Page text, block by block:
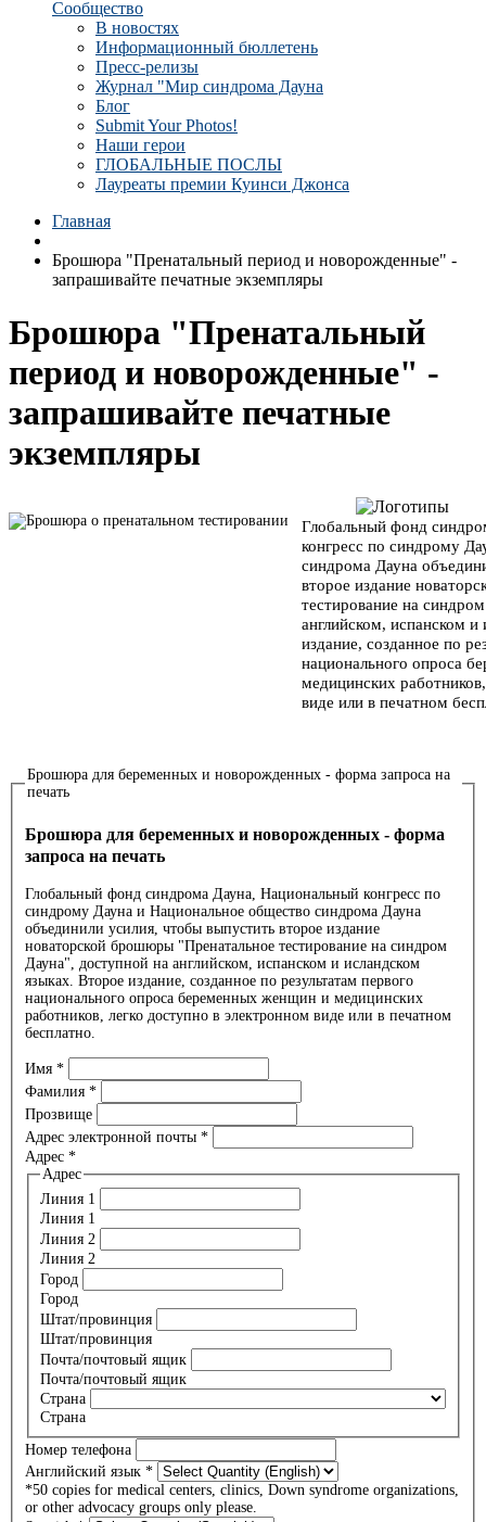
Сообщество
В новостях
Информационный бюллетень
Пресс-релизы
Журнал "Мир синдрома Дауна
Блог
Submit Your Photos!
Наши герои
ГЛОБАЛЬНЫЕ ПОСЛЫ
Лауреаты премии Куинси Джонса
Главная
Брошюра "Пренатальный период и новорожденные" -
запрашивайте печатные экземпляры
Брошюра "Пренатальный
период и новорожденные" -
запрашивайте печатные
экземпляры
Глобальный фонд
конгресс по синдрому
синдрома Дауна
второе издание
тестирование на
английском, испанском
издание, созданное по
национального опроса
медицинских
виде или в печатном
Брошюра для беременных и новорожденных - форма запроса на
печать
Брошюра для беременных и новорожденных - форма
запроса на печать
Глобальный фонд синдрома Дауна, Национальный конгресс по
синдрому Дауна и Национальное общество синдрома Дауна
объединили усилия, чтобы выпустить второе издание
новаторской брошюры "Пренатальное тестирование на синдром
Дауна", доступной на английском, испанском и исландском
языках. Второе издание, созданное по результатам первого
национального опроса беременных женщин и медицинских
работников, легко доступно в электронном виде или в печатном
бесплатно.
Имя *
Фамилия *
Прозвище
Адрес электронной почты *
Адрес *
Адрес
Линия 1
Линия 1
Линия 2
Линия 2
Город
Город
Штат/провинция
Штат/провинция
Почта/почтовый ящик
Почта/почтовый ящик
Страна
Страна
Номер телефона
Английский язык *
*50 copies for medical centers, clinics, Down syndrome organizations,
or other advocacy groups only please.